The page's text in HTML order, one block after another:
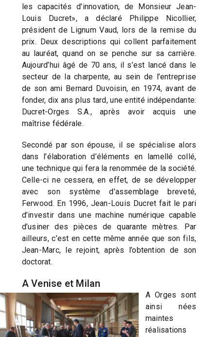
les capacités d’innovation, de Monsieur Jean-
Louis Ducret», a déclaré Philippe Nicollier,
président de Lignum Vaud, lors de la remise du
prix. Deux descriptions qui collent parfaitement
au lauréat, quand on se penche sur sa carrière.
Aujourd’hui âgé de 70 ans, il s’est lancé dans le
secteur de la charpente, au sein de l’entreprise
de son ami Bernard Duvoisin, en 1974, avant de
fonder, dix ans plus tard, une entité indépendante:
Ducret-Orges S.A., après avoir acquis une
maîtrise fédérale.
Secondé par son épouse, il se spécialise alors
dans l’élaboration d’éléments en lamellé collé,
une technique qui fera la renommée de la société.
Celle-ci ne cessera, en effet, de se développer
avec son système d’assemblage breveté,
Ferwood. En 1996, Jean-Louis Ducret fait le pari
d’investir dans une machine numérique capable
d’usiner des pièces de quarante mètres. Par
ailleurs, c’est en cette même année que son fils,
Jean-Marc, le rejoint, après l’obtention de son
doctorat.
A Venise et Milan
A Orges sont
ainsi nées
maintes
réalisations